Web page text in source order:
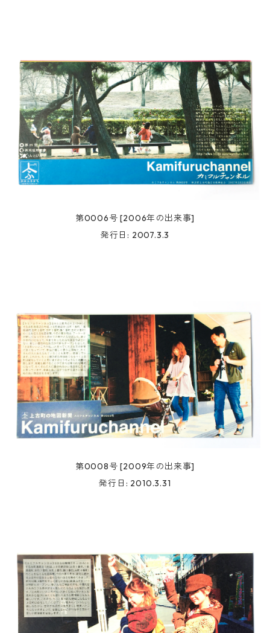
第0006号 [2006年の出来事]
発行日: 2007.3.3
第0008号 [2009年の出来事]
発行日: 2010.3.31